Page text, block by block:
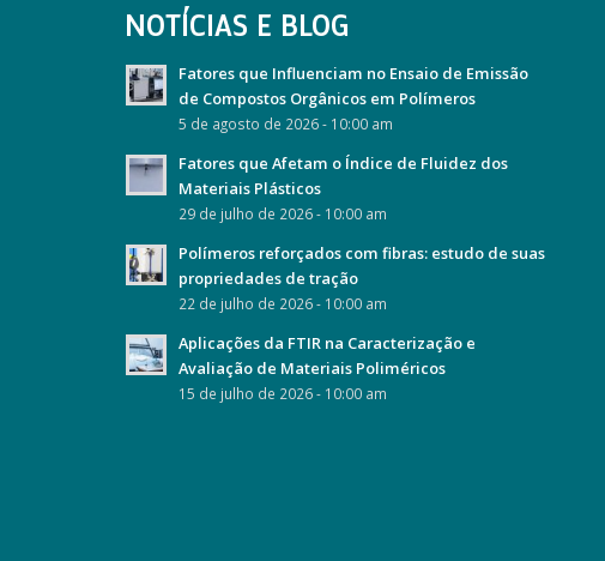
NOTÍCIAS E BLOG
Fatores que Influenciam no Ensaio de Emissão
de Compostos Orgânicos em Polímeros
5 de agosto de 2026 - 10:00 am
Fatores que Afetam o Índice de Fluidez dos
Materiais Plásticos
29 de julho de 2026 - 10:00 am
Polímeros reforçados com fibras: estudo de suas
propriedades de tração
22 de julho de 2026 - 10:00 am
Aplicações da FTIR na Caracterização e
Avaliação de Materiais Poliméricos
15 de julho de 2026 - 10:00 am